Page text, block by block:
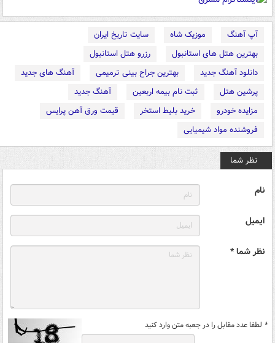
آپ آهنگ موزیک شاه
سایت تاریخ ایران
بهترین هتل های استانبول
رزرو هتل استانبول
دانلود آهنگ جدید
بهترین جراح بینی ترمیمی
آهنگ های جدید
پرشین هتل
ثبت نام بیمه اربعین
آهنگ جدید
مزایده خودرو
خرید بلیط استخر
قیمت ورق آهن پرایس
فروشنده مواد شیمیایی
نظر شما
نام
ایمیل
نظر شما *
* لطفا عدد مقابل را در جعبه متن وارد کنید